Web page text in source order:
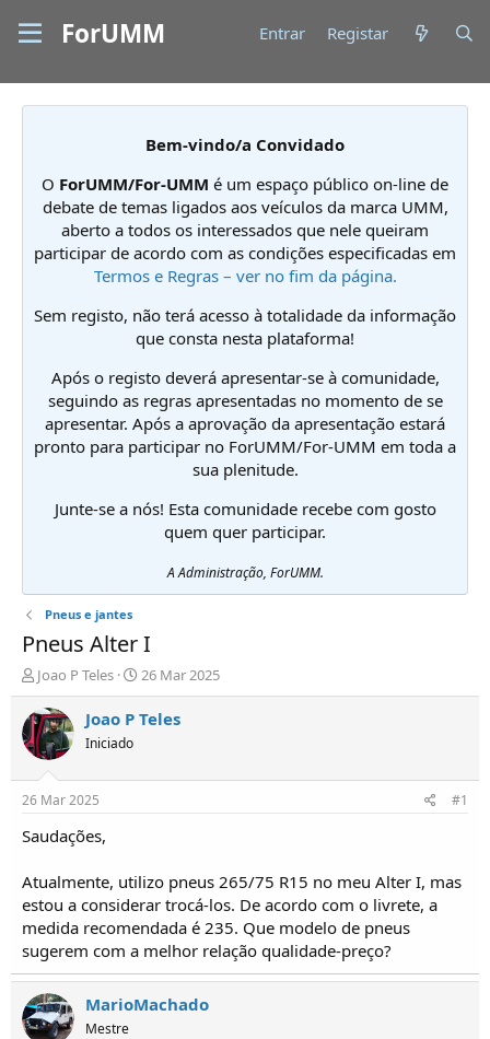
ForUMM Entrar Registar
Bem-vindo/a Convidado
O ForUMM/For-UMM é um espaço público on-line de
debate de temas ligados aos veículos da marca UMM,
aberto a todos os interessados que nele queiram
participar de acordo com as condições especificadas em
Termos e Regras – ver no fim da página.
Sem registo, não terá acesso à totalidade da informação
que consta nesta plataforma!
Após o registo deverá apresentar-se à comunidade,
seguindo as regras apresentadas no momento de se
apresentar. Após a aprovação da apresentação estará
pronto para participar no ForUMM/For-UMM em toda a
sua plenitude.
Junte-se a nós! Esta comunidade recebe com gosto
quem quer participar.
A Administração, ForUMM.
Pneus e jantes
Pneus Alter I
I
n
i
c
i
d
o
r
T
ó
p
i
c
o
s
Joao P Teles
D
a
t
o
26 Mar 2025
Joao P Teles
Iniciado
26 Mar 2025 #1
Saudações,
Atualmente, utilizo pneus 265/75 R15 no meu Alter I, mas
estou a considerar trocá-los. De acordo com o livrete, a
medida recomendada é 235. Que modelo de pneus
sugerem com a melhor relação qualidade-preço?
MarioMachado
Mestre